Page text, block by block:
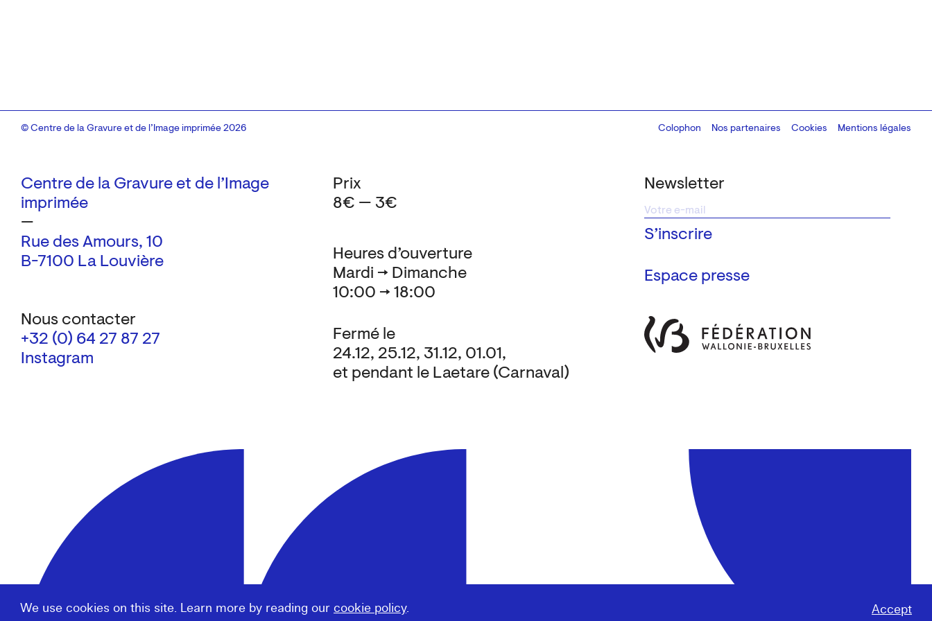
We use cookies on this site. Learn more by reading our cookie policy. Accept
Centre de la Gravure et de l’Image
imprimée
—
Rue des Amours, 10
B-7100 La Louvière
Nous contacter
+32 (0) 64 27 87 27
Instagram
Newsletter
Espace presse
Heures d’ouverture
Mardi → Dimanche
10:00 → 18:00
Fermé le
24.12, 25.12, 31.12, 01.01,
et pendant le Laetare (Carnaval)
Prix
8€ — 3€
© Centre de la Gravure et de l’Image imprimée 2026 Colophon
Design:Marcel Kaczmarek, code:8080.studio
Nos partenaires Cookies Mentions légales